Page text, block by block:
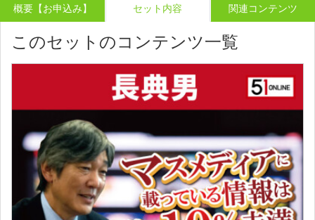
概要【お申込み】 セット内容 関連コンテンツ
このセットのコンテンツ一覧